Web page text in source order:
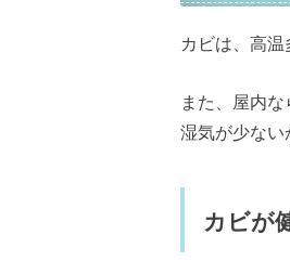
カビは、高温
また、屋内な
湿気が少ない
カビが